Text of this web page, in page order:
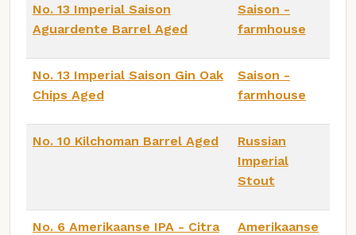
No. 13 Imperial Saison
Aguardente Barrel Aged
Saison -
farmhouse
No. 13 Imperial Saison Gin Oak
Chips Aged
Saison -
farmhouse
No. 10 Kilchoman Barrel Aged
Russian
Imperial
Stout
No. 6 Amerikaanse IPA - Citra
Amerikaanse